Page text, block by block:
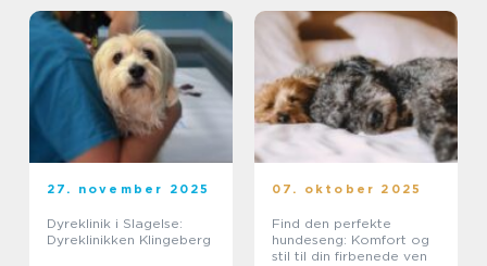
27. november 2025
Dyreklinik i Slagelse:
Dyreklinikken Klingeberg
07. oktober 2025
Find den perfekte
hundeseng: Komfort og
stil til din firbenede ven